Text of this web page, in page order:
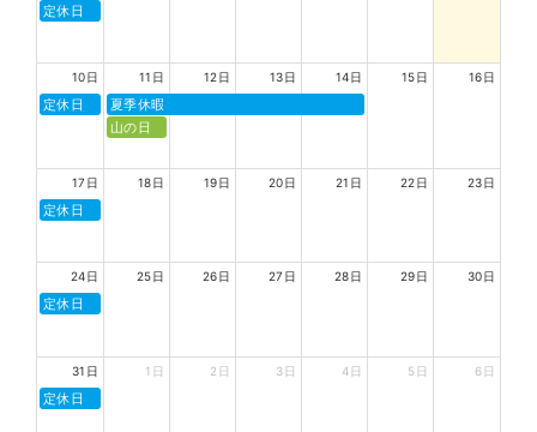
定休日
10日
定休日
11日
夏季休暇
山の日
12日 13日 14日 15日 16日
17日
定休日
18日 19日 20日 21日 22日 23日
24日
定休日
25日 26日 27日 28日 29日 30日
31日
定休日
1日 2日 3日 4日 5日 6日